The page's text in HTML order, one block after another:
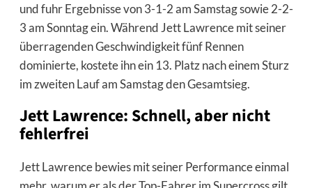
und fuhr Ergebnisse von 3-1-2 am Samstag sowie 2-2-
3 am Sonntag ein. Während Jett Lawrence mit seiner
überragenden Geschwindigkeit fünf Rennen
dominierte, kostete ihn ein 13. Platz nach einem Sturz
im zweiten Lauf am Samstag den Gesamtsieg.
Jett Lawrence: Schnell, aber nicht
fehlerfrei
Jett Lawrence bewies mit seiner Performance einmal